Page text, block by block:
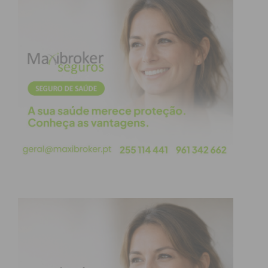
mais isolados, porque nos distanciamos para os
proteger. Ficaram esquecidos”, considerou.
Assim, a Junta de Freguesia está a divulgar as suas
histórias de vida nas redes sociais, relembrando o
passado e cativando os mais jovens.
Para Joaquim Gomes, o projeto tem sido “um
muito tempo”, até porque a não faltam histórias
“Com iniciativas destas nota-se que grande parte
das pessoas tem muito carinho pelos idosos”,
concluiu o presidente da Junta de Freguesia de